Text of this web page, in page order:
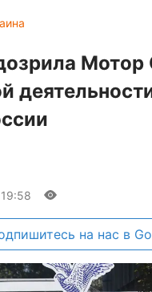
Мотор
на нас в